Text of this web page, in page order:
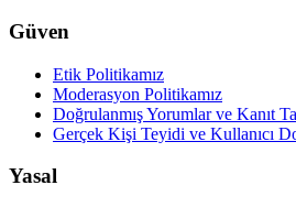
Güven
Etik Politikamız
Moderasyon Politikamız
Doğrulanmış Yorumlar ve Kanıt
Gerçek Kişi Teyidi ve Kullanıcı
Yasal